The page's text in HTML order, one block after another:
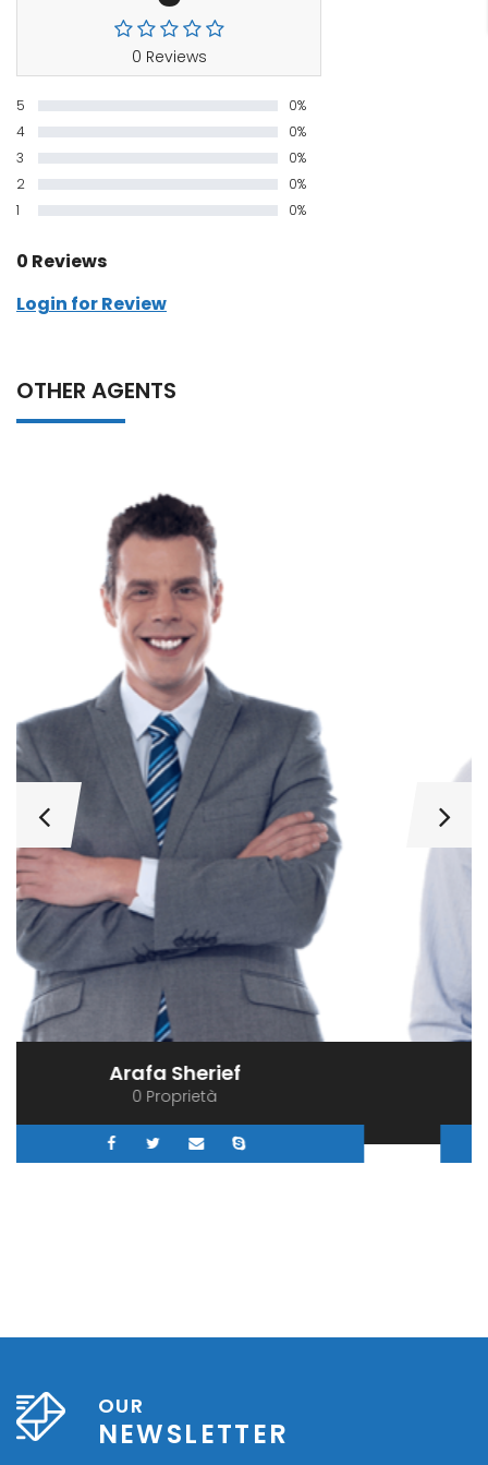
0 Reviews
5
0%
4
0%
3
0%
2
0%
1
0%
0 Reviews
Login for Review
OTHER AGENTS
Sherief El Arafa
0 Proprietà
OUR
NEWSLETTER